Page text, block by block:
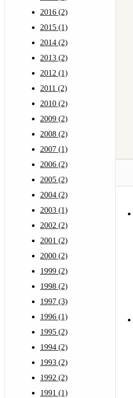
2016 (2)
2015 (1)
2014 (2)
2013 (2)
2012 (1)
2011 (2)
2010 (2)
2009 (2)
2008 (2)
2007 (1)
2006 (2)
2005 (2)
2004 (2)
2003 (1)
2002 (2)
2001 (2)
2000 (2)
1999 (2)
1998 (2)
1997 (3)
1996 (1)
1995 (2)
1994 (2)
1993 (2)
1992 (2)
1991 (1)